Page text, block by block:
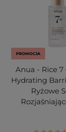
PROMOCJA
Anua - Rice
Hydrating
Ryżowe